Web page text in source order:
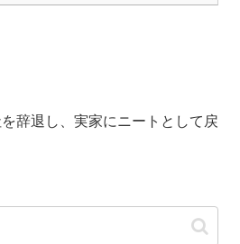
辞退し、実家にニートとして戻